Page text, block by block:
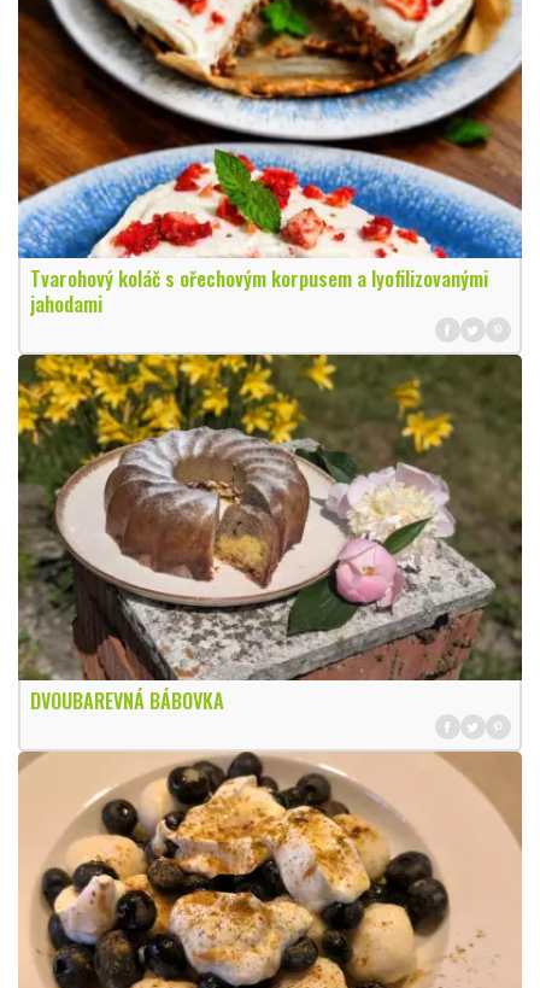
Tvarohový koláč s ořechovým korpusem a lyofilizovanými
jahodami
DVOUBAREVNÁ BÁBOVKA